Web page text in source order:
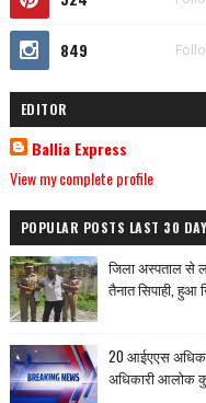
849
EDITOR
Ballia Express
View my complete profile
POPULAR POSTS LAST 30
जिला अस्पताल से
तैनात सिपाही, हुआ
20 आईएएस
अधिकारी आलोक